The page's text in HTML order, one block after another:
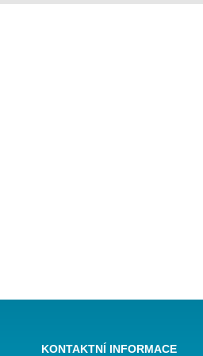
KONTAKTNÍ INFORMACE